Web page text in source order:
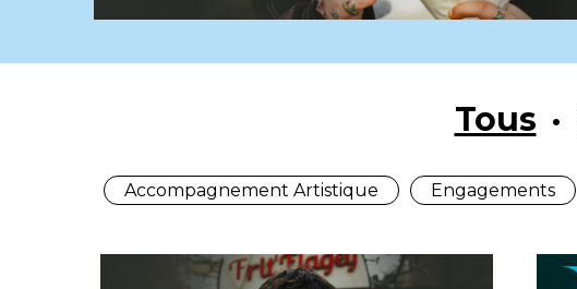
Tous
Accompagnement Artistique Engagements